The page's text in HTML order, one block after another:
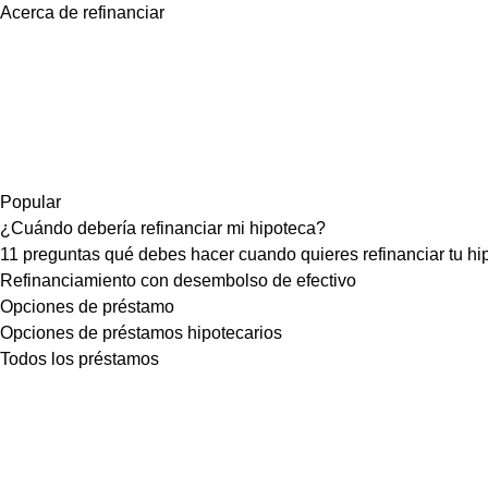
Acerca de refinanciar
Popular
¿Cuándo debería refinanciar mi hipoteca?
11 preguntas qué debes hacer cuando quieres refinanciar tu
Refinanciamiento con desembolso de efectivo
Opciones de préstamo
Opciones de préstamos hipotecarios
Todos los préstamos